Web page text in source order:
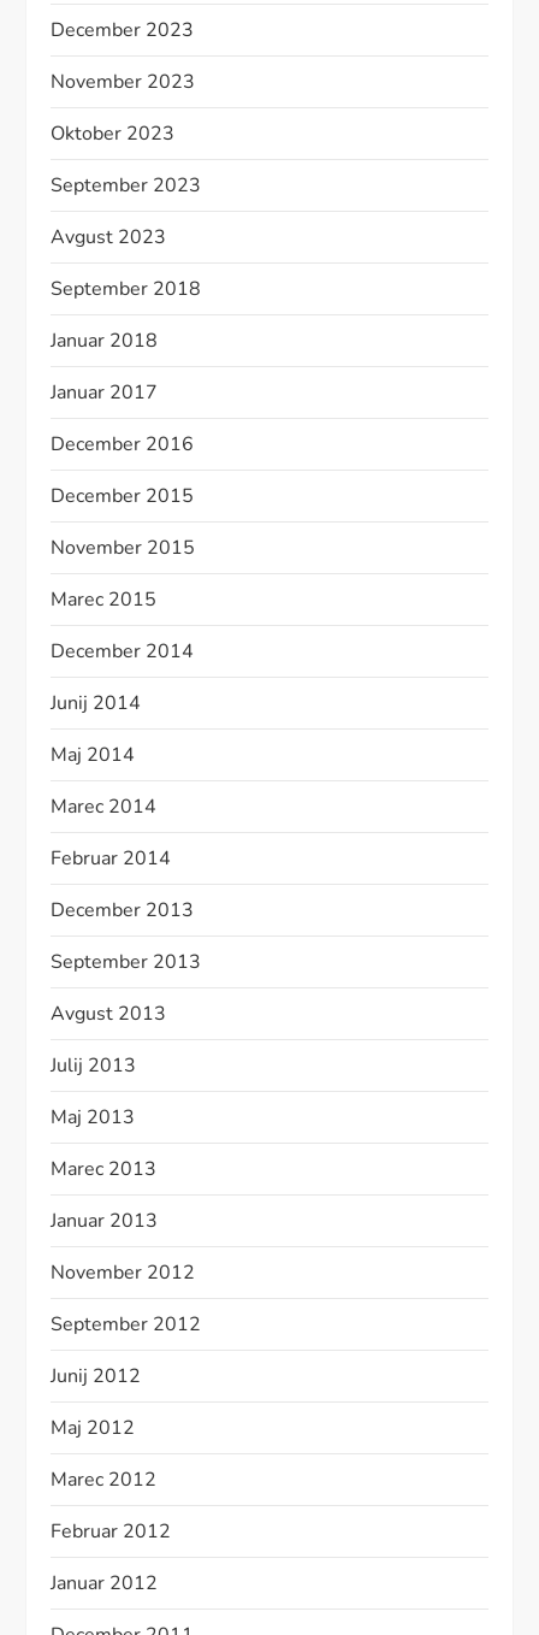
December 2023
November 2023
Oktober 2023
September 2023
Avgust 2023
September 2018
Januar 2018
Januar 2017
December 2016
December 2015
November 2015
Marec 2015
December 2014
Junij 2014
Maj 2014
Marec 2014
Februar 2014
December 2013
September 2013
Avgust 2013
Julij 2013
Maj 2013
Marec 2013
Januar 2013
November 2012
September 2012
Junij 2012
Maj 2012
Marec 2012
Februar 2012
Januar 2012